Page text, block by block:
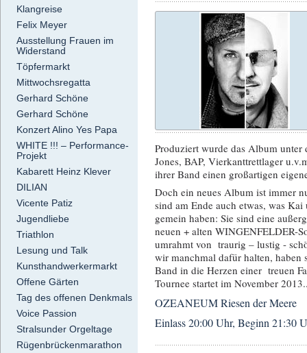
Klangreise
Felix Meyer
Ausstellung Frauen im
Widerstand
Töpfermarkt
Mittwochsregatta
Gerhard Schöne
Gerhard Schöne
Konzert Alino Yes Papa
WHITE !!! – Performance-
Projekt
Kabarett Heinz Klever
DILIAN
Vicente Patiz
Jugendliebe
Triathlon
Lesung und Talk
Kunsthandwerkermarkt
Offene Gärten
Tag des offenen Denkmals
Voice Passion
Stralsunder Orgeltage
Rügenbrückenmarathon
Produziert wurde das Album unter
Jones, BAP, Vierkanttrettlager
ihrer Band einen großartigen
Doch ein neues Album ist immer
sind am Ende auch etwas, was
gemein haben: Sie sind eine
neuen + alten WINGENFELDER-
umrahmt von traurig – lustig -
wir manchmal dafür halten,
Band in die Herzen einer treuen
Tournee startet im November
OZEANEUM Riesen der Meere
Einlass 20:00 Uhr, Beginn 21:30